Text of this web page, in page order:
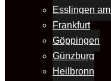
Esslingen
Frankfurt
Göppingen
Günzburg
Heilbronn